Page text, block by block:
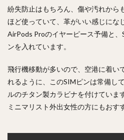
紛失防止はもちろん、傷や汚れから
ほど使っていて、革がいい感じにな
AirPods Proのイヤーピース予備と
ンを入れています。
飛行機移動が多いので、空港に着い
れるように、このSIMピンは常備し
ルのチタン製カラビナを付けていま
ミニマリスト外出女性の方にもおす